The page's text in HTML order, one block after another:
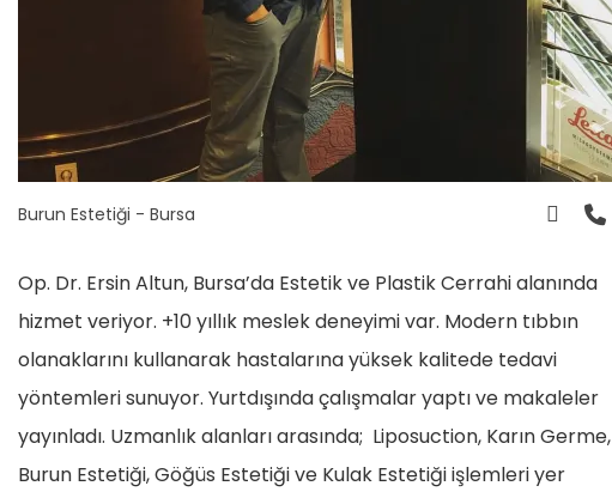
Burun Estetiği - Bursa
Op. Dr. Ersin Altun, Bursa’da Estetik ve Plastik Cerrahi alanında
hizmet veriyor. +10 yıllık meslek deneyimi var. Modern tıbbın
olanaklarını kullanarak hastalarına yüksek kalitede tedavi
yöntemleri sunuyor. Yurtdışında çalışmalar yaptı ve makaleler
yayınladı. Uzmanlık alanları arasında; Liposuction, Karın Germe,
Burun Estetiği, Göğüs Estetiği ve Kulak Estetiği işlemleri yer